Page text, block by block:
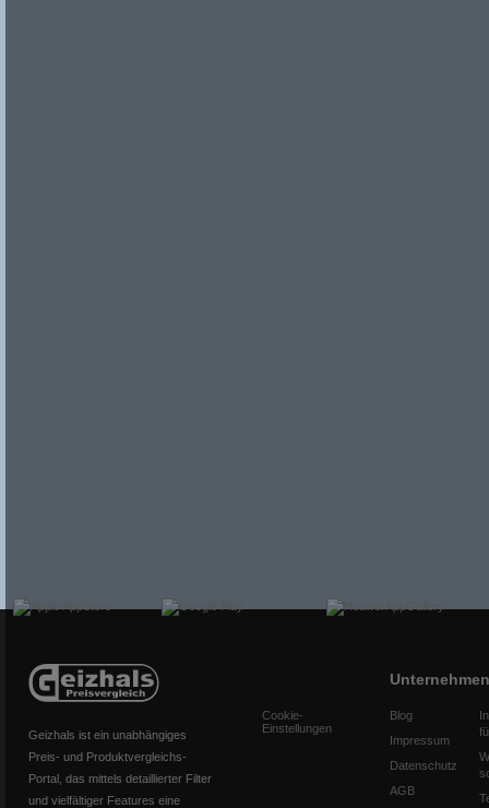
Geizhals ist ein unabhängiges
Preis- und Produktvergleichs-
Portal, das mittels detaillierter Filter
und vielfältiger Features eine
Cookie-
Einstellungen
Unternehmen
Blog
Impressum
Datenschutz
AGB